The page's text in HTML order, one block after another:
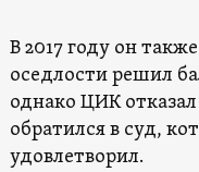
В 2017 году он
оседлости решил
однако ЦИК
обратился в суд,
удовлетворил.